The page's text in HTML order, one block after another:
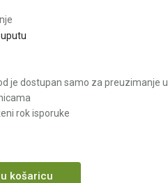
je dostupan samo za preuzimanje u
rok isporuke
košaricu